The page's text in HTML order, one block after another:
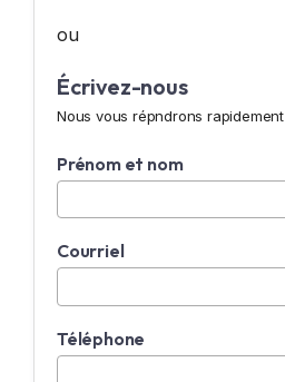
ou
Écrivez-nous
Nous vous répndrons rapidement
Prénom et nom
Courriel
Téléphone